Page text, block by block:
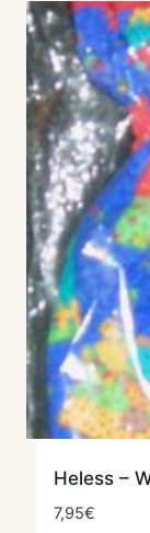
Heless –
7,95€